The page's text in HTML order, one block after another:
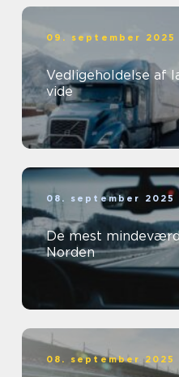
09. september 2025
Vedligeholdelse af
vide
08. september 2025
De mest
Norden
08. september 2025